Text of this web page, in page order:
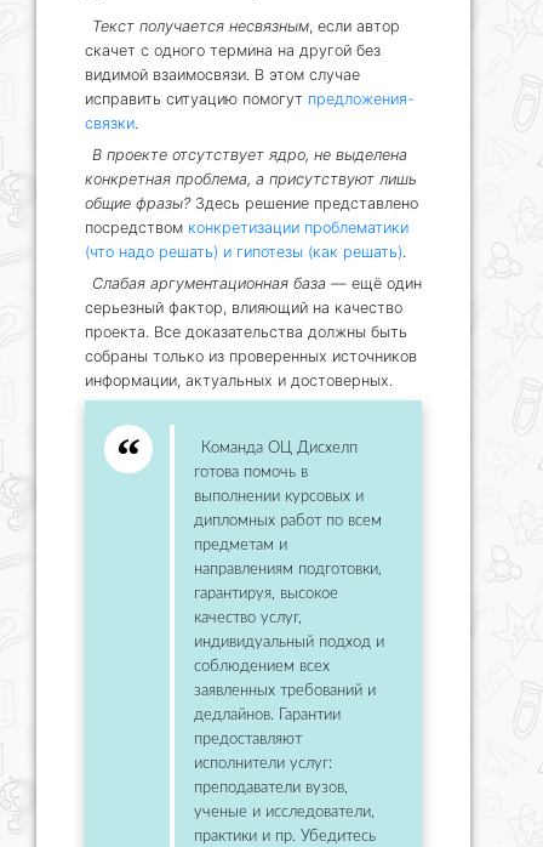
Текст получается несвязным, если автор
скачет с одного термина на другой без
видимой взаимосвязи. В этом случае
исправить ситуацию помогут предложения-
связки.
В проекте отсутствует ядро, не выделена
конкретная проблема, а присутствуют лишь
общие фразы?Здесь решение представлено
посредством конкретизации проблематики
(что надо решать) и гипотезы (как решать).
Слабая аргументационная база — ещё один
серьезный фактор, влияющий на качество
проекта. Все доказательства должны быть
собраны только из проверенных источников
информации, актуальных и достоверных.
Команда ОЦ Дисхелп
готова помочь в
выполнении курсовых и
дипломных работ по всем
предметам и
направлениям подготовки,
гарантируя, высокое
качество услуг,
индивидуальный подход и
соблюдением всех
заявленных требований и
дедлайнов. Гарантии
предоставляют
исполнители услуг:
преподаватели вузов,
ученые и исследователи,
практики и пр. Убедитесь